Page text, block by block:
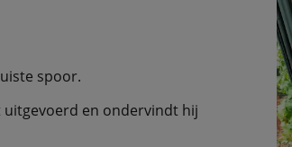
spoor.
en ondervindt hij